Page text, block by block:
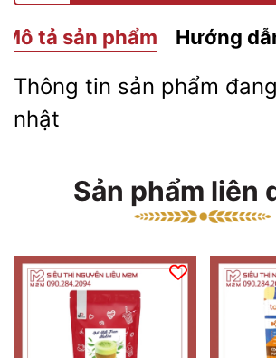
Mô tả sản phẩm Hướng
Thông tin sản phẩm
nhật
Sản phẩm liên